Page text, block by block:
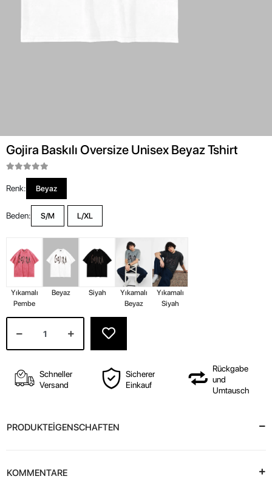
Gojira Baskılı Oversize Unisex Beyaz Tshirt
Renk: Beyaz
Beden: S/M L/XL
Yıkamalı
Pembe
Beyaz Siyah
Yıkamalı
Beyaz
Yıkamalı
Siyah
Schneller
Versand
Sicherer
Einkauf
Rückgabe
und
Umtausch
PRODUKTEİGENSCHAFTEN
KOMMENTARE